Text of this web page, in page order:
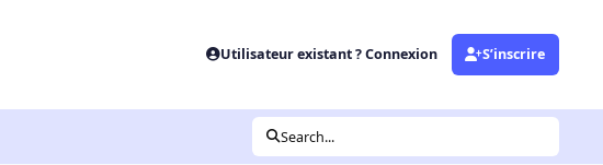
Utilisateur existant ? Connexion S’inscrire
Search...